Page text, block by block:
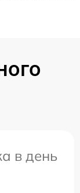
в день